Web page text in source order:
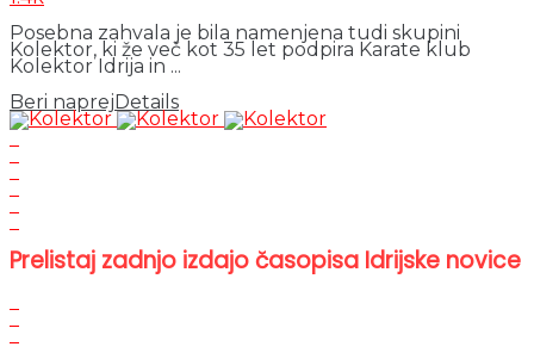
Posebna zahvala je bila namenjena tudi skupini
Kolektor, ki že več kot 35 let podpira Karate klub
Kolektor Idrija in ...
Beri naprejDetails
Prelistaj zadnjo izdajo časopisa Idrijske novice